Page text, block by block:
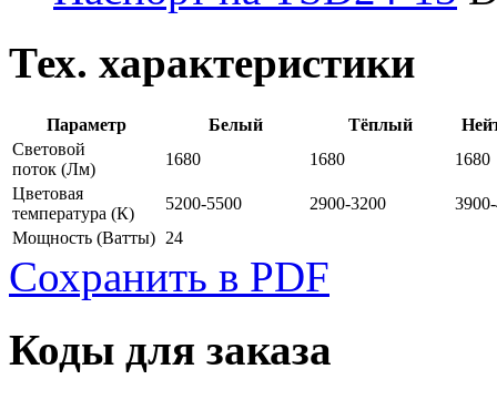
Тех. характеристики
Параметр Белый Тёплый
Световой
поток (Лм)
1680 1680
1680
Цветовая
температура (К)
5200-5500 2900-3200
Мощность (Ватты) 24
Сохранить в PDF
Коды для заказа